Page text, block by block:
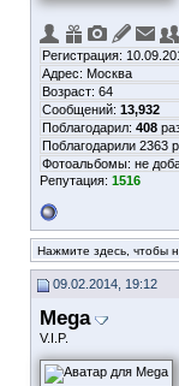
Регистрация:
Адрес: Москва
Возраст: 64
Сообщений: 13,932
Поблагодарил: 408
Поблагодарили 2363
Фотоальбомы: не
Репутация: 1516
Нажмите здесь, чтобы
09.02.2014, 19:12
Mega
V.I.P.